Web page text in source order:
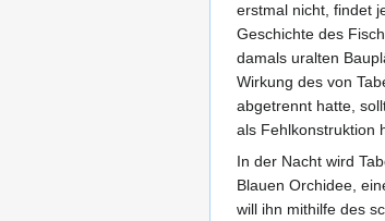
erstmal nicht, findet
Geschichte des
damals uralten
Wirkung des von
abgetrennt hatte,
als Fehlkonstruktion
In der Nacht wird
Blauen Orchidee,
will ihn mithilfe des